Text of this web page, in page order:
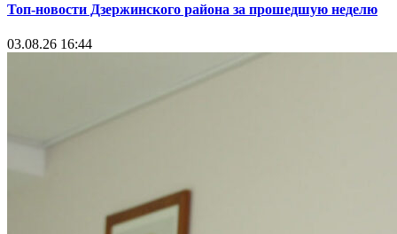
Топ-новости Дзержинского района за прошедшую неделю
03.08.26 16:44